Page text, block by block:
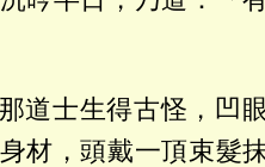
道士生得古怪，凹
材，頭戴一頂束髮